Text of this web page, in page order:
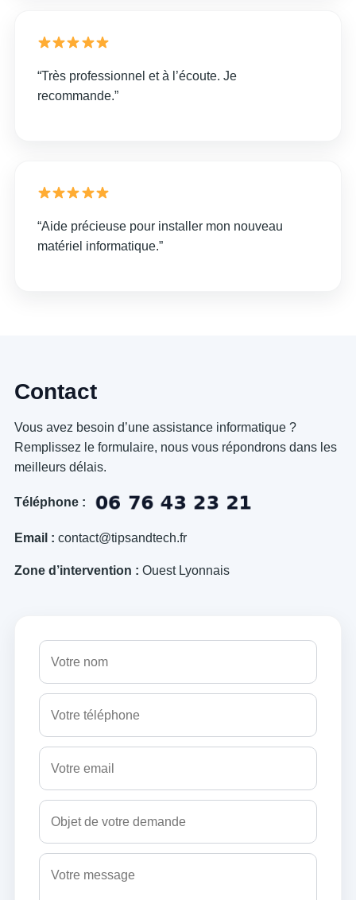
“Très professionnel et à l’écoute. Je
recommande.”
“Aide précieuse pour installer mon nouveau
matériel informatique.”
Contact
Vous avez besoin d’une assistance informatique ?
Remplissez le formulaire, nous vous répondrons dans les
meilleurs délais.
Téléphone :
Email : contact@tipsandtech.fr
Zone d’intervention : Ouest Lyonnais